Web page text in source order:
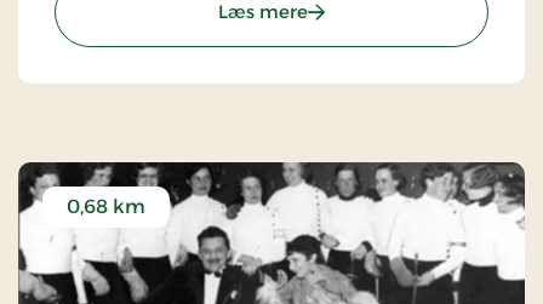
Læs mere: Vor Frue Kirke
0,68 km